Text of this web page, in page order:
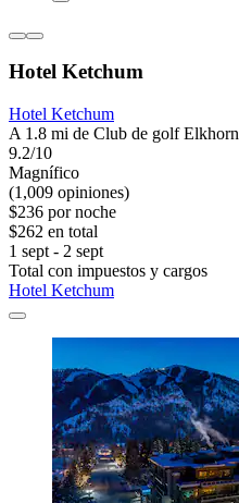
Hotel Ketchum
Hotel Ketchum
A 1.8 mi de Club de golf Elkhorn
9.2/10
Magnífico
(1,009 opiniones)
$236 por noche
$262 en total
1 sept - 2 sept
Total con impuestos y cargos
Hotel Ketchum